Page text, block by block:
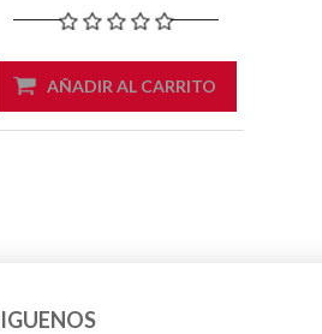
AÑADIR AL CARRITO